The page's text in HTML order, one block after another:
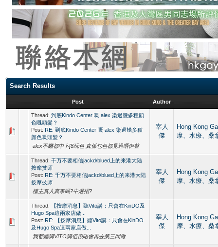
Search Results
Post Author
Thread: 到底Kindo Center 嘅 alex 染過幾多種顏
色嘅頭髮？
Post: RE: 到底Kindo Center 嘅 alex 染過幾多種
顏色嘅頭髮？
alex不嬲都中卜[8玩色 真係乜色都見過哂佢整
宰人
傑
Hong Kong
摩、水療、桑
Thread: 千万不要相信jackd/blued上的来港大陆
按摩技师
Post: RE: 千万不要相信jackd/blued上的来港大陆
按摩技师
樓主真人真事嗎?中過招?
宰人
傑
Hong Kong
摩、水療、桑
Thread:
【按摩消息】聽Vito講：只會在KinDO及
Hugo Spa這兩家店做...
Post: RE: 【按摩消息】聽Vito講：只會在KinDO
及Hugo Spa這兩家店做...
我都聽講VITO講佢係唔會再去第三間做
宰人
傑
Hong Kong
摩、水療、桑